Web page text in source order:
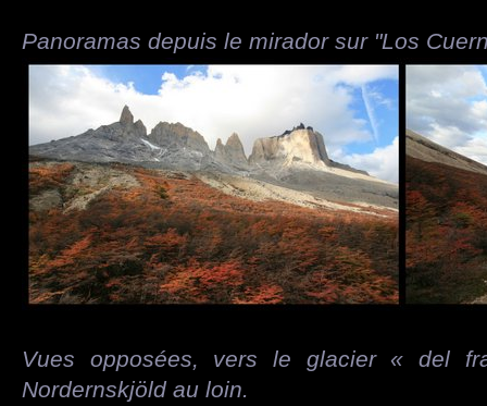
Panoramas depuis le mirador sur "Los
Vues opposées, vers le glacier « del
Nordernskjöld au loin.